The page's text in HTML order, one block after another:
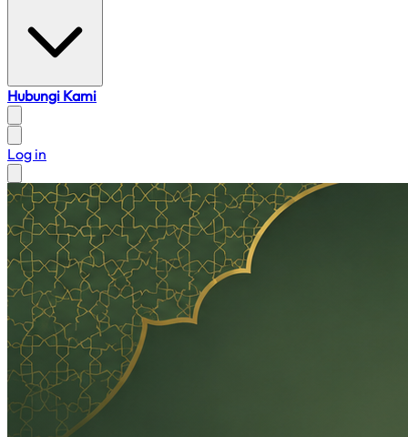
Hubungi Kami
Log in